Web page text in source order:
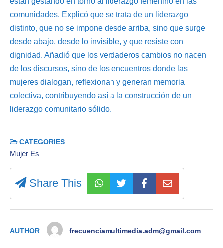
comunidades. Explicó que se trata de un liderazgo
distinto, que no se impone desde arriba, sino que surge
desde abajo, desde lo invisible, y que resiste con
dignidad. Añadió que los verdaderos cambios no nacen
de los discursos, sino de los encuentros donde las
mujeres dialogan, reflexionan y generan memoria
colectiva, contribuyendo así a la construcción de un
liderazgo comunitario sólido.
CATEGORIES
Mujer Es
Share This
AUTHOR frecuenciamultimedia.adm@gmail.com